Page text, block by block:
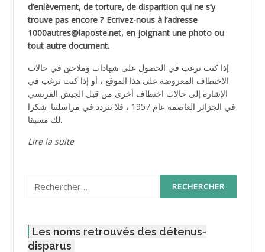
d’enlèvement, de torture, de disparition qui ne s’y
trouve pas encore ? Ecrivez-nous à l’adresse
1000autres@laposte.net, en joignant une photo ou
tout autre document.
إذا كنت ترغب في الحصول على شهادات وملاحق في حالات
الاختطاف المعروضة على هذا الموقع ، أو إذا كنت ترغب في
الإشارة إلى حالات اختطاف أخرى من قبل الجيش الفرنسي
في الجزائر العاصمة عام 1957 ، فلا تتردد في مراسلتنا. شكرا
لك مسبقا.
Lire la suite
Rechercher :
Les noms retrouvés des détenus-
disparus